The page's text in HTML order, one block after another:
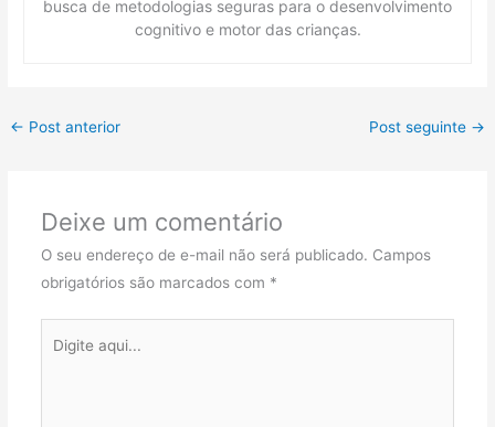
busca de metodologias seguras para o desenvolvimento
cognitivo e motor das crianças.
← Post anterior Post seguinte →
Deixe um comentário
O seu endereço de e-mail não será publicado. Campos
obrigatórios são marcados com *
aqui...